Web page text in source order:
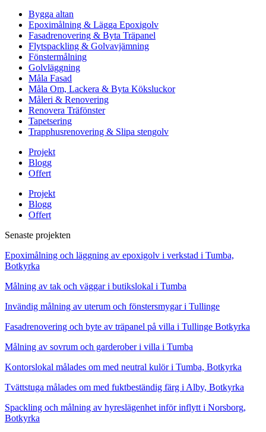
Bygga altan
Epoximålning & Lägga Epoxigolv
Fasadrenovering & Byta Träpanel
Flytspackling & Golvavjämning
Fönstermålning
Golvläggning
Måla Fasad
Måla Om, Lackera & Byta Köksluckor
Måleri & Renovering
Renovera Träfönster
Tapetsering
Trapphusrenovering & Slipa stengolv
Projekt
Blogg
Offert
Projekt
Blogg
Offert
Senaste projekten
Epoximålning och läggning av epoxigolv i verkstad i Tumba,
Botkyrka
Målning av tak och väggar i butikslokal i Tumba
Invändig målning av uterum och fönstersmygar i Tullinge
Fasadrenovering och byte av träpanel på villa i Tullinge Botkyrka
Målning av sovrum och garderober i villa i Tumba
Kontorslokal målades om med neutral kulör i Tumba, Botkyrka
Tvättstuga målades om med fuktbeständig färg i Alby, Botkyrka
Spackling och målning av hyreslägenhet inför inflytt i Norsborg,
Botkyrka